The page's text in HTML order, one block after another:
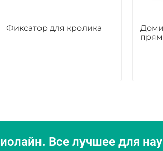
Фиксатор для кролика
Все лучшее для